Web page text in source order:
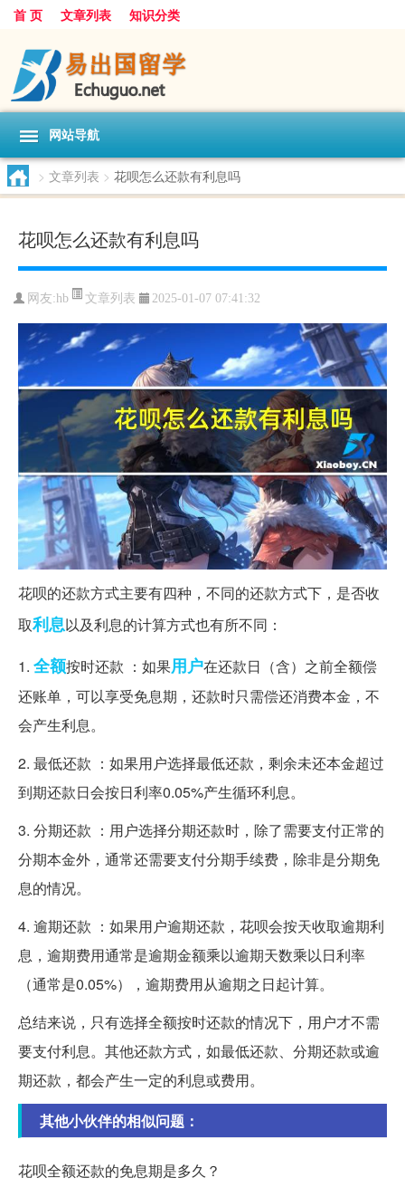
首 页 文章列表 知识分类
网站导航
> 文章列表 > 花呗怎么还款有利息吗
花呗怎么还款有利息吗
网友:hb 文章列表 2025-01-07 07:41:32
花呗的还款方式主要有四种，不同的还款方式下，是否收
取利息以及利息的计算方式也有所不同：
1. 全额按时还款 ：如果用户在还款日（含）之前全额偿
还账单，可以享受免息期，还款时只需偿还消费本金，不
会产生利息。
2. 最低还款 ：如果用户选择最低还款，剩余未还本金超过
到期还款日会按日利率0.05%产生循环利息。
3. 分期还款 ：用户选择分期还款时，除了需要支付正常的
分期本金外，通常还需要支付分期手续费，除非是分期免
息的情况。
4. 逾期还款 ：如果用户逾期还款，花呗会按天收取逾期利
息，逾期费用通常是逾期金额乘以逾期天数乘以日利率
（通常是0.05%），逾期费用从逾期之日起计算。
总结来说，只有选择全额按时还款的情况下，用户才不需
要支付利息。其他还款方式，如最低还款、分期还款或逾
期还款，都会产生一定的利息或费用。
其他小伙伴的相似问题：
花呗全额还款的免息期是多久？